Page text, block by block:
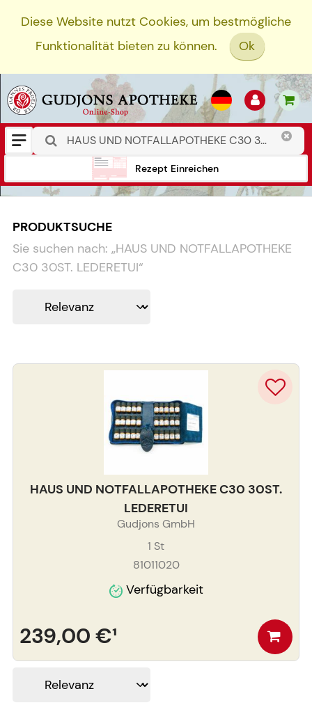
Diese Website nutzt Cookies, um bestmögliche
Funktionalität bieten zu können.
Ok
Rezept Einreichen
PRODUKTSUCHE
Sie suchen nach: „HAUS UND NOTFALLAPOTHEKE
C30 30ST. LEDERETUI“
HAUS UND NOTFALLAPOTHEKE C30 30ST.
LEDERETUI
Gudjons GmbH
1 St
81011020
Verfügbarkeit
239,00 €¹